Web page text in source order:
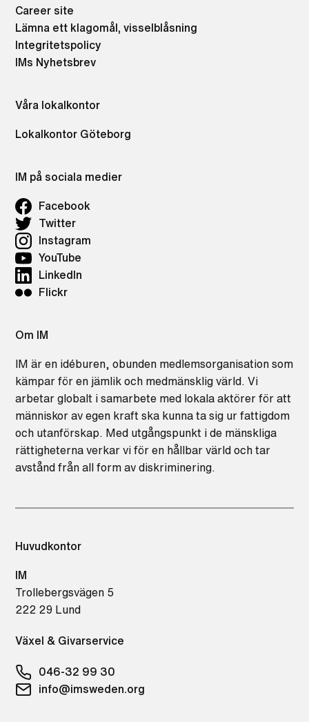
Career site
Lämna ett klagomål, visselblåsning
Integritetspolicy
IMs Nyhetsbrev
Våra lokalkontor
Lokalkontor Göteborg
IM på sociala medier
Facebook
Twitter
Instagram
YouTube
LinkedIn
Flickr
Om IM
IM är en idéburen, obunden medlemsorganisation som
kämpar för en jämlik och medmänsklig värld. Vi
arbetar globalt i samarbete med lokala aktörer för att
människor av egen kraft ska kunna ta sig ur fattigdom
och utanförskap. Med utgångspunkt i de mänskliga
rättigheterna verkar vi för en hållbar värld och tar
avstånd från all form av diskriminering.
Huvudkontor
IM
Trollebergsvägen 5
222 29 Lund
Växel & Givarservice
046-32 99 30
info@imsweden.org